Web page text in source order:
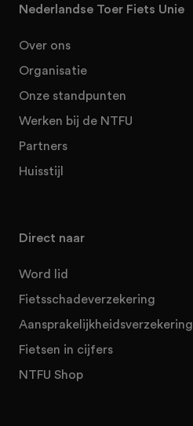
Nederlandse Toer Fiets Unie
Over ons
Organisatie
Onze standpunten
Werken bij de NTFU
Partners
Huisstijl
Direct naar
Word lid
Fietsschadeverzekering
Aansprakelijkheidsverzekering
Fietsen in cijfers
NTFU Shop